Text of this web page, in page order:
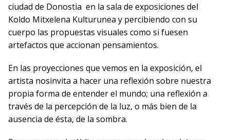
ciudad de Donostia en la sala de exposiciones del
Koldo Mitxelena Kulturunea y percibiendo con su
cuerpo las propuestas visuales como si fuesen
artefactos que accionan pensamientos.
En las proyecciones que vemos en la exposición, el
artista nosinvita a hacer una reflexión sobre nuestra
propia forma de entender el mundo; una reflexión a
través de la percepción de la luz, o más bien de la
ausencia de ésta, de la sombra.